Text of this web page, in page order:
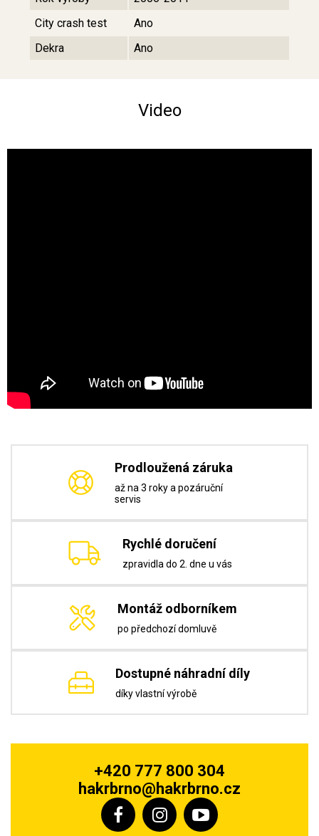
City crash test
Ano
Dekra
Ano
Video
Prodloužená záruka
až na 3 roky a pozáruční
servis
Rychlé doručení
zpravidla do 2. dne u vás
Montáž odborníkem
po předchozí domluvě
Dostupné náhradní díly
díky vlastní výrobě
+420 777 800 304
hakrbrno@hakrbrno.cz